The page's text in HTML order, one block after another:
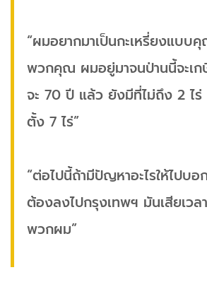
“ผมอยากมาเป็นกะเหรี่ยงแบบ
พวกคุณ ผมอยู่มาจนป่านนี้จะเ
จะ 70 ปี แล้ว ยังมีที่ไม่ถึง 2 ไ
ตั้ง 7 ไร่”
“ต่อไปนี้ถ้ามีปัญหาอะไรให้ไปบ
ต้องลงไปกรุงเทพฯ มันเสียเวล
พวกผม”